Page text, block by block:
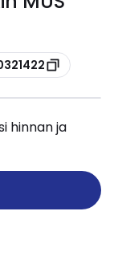
hinnan ja